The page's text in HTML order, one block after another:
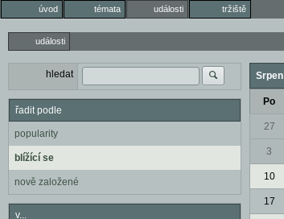
úvod témata události tržiště
události
hledat
řadit podle
popularity
blížící se
nově založené
v...
Srpen
Po
27
3
10
17